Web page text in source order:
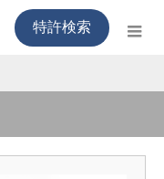
特許検索